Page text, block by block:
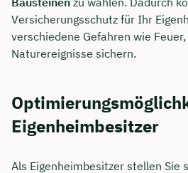
Versicherungsschutz für Ihr
verschiedene Gefahren wie
Naturereignisse sichern.
Eigenheimbesitzer
Als Eigenheimbesitzer stellen Sie